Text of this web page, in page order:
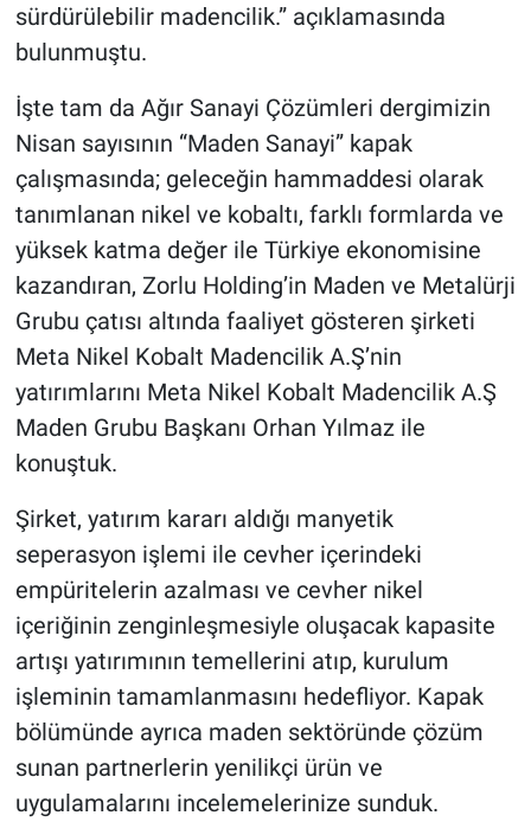
sürdürülebilir madencilik.” açıklamasında
bulunmuştu.
İşte tam da Ağır Sanayi Çözümleri dergimizin
Nisan sayısının “Maden Sanayi” kapak
çalışmasında; geleceğin hammaddesi olarak
tanımlanan nikel ve kobaltı, farklı formlarda ve
yüksek katma değer ile Türkiye ekonomisine
kazandıran, Zorlu Holding’in Maden ve Metalürji
Grubu çatısı altında faaliyet gösteren şirketi
Meta Nikel Kobalt Madencilik A.Ş’nin
yatırımlarını Meta Nikel Kobalt Madencilik A.Ş
Maden Grubu Başkanı Orhan Yılmaz ile
konuştuk.
Şirket, yatırım kararı aldığı manyetik
seperasyon işlemi ile cevher içerindeki
empüritelerin azalması ve cevher nikel
içeriğinin zenginleşmesiyle oluşacak kapasite
artışı yatırımının temellerini atıp, kurulum
işleminin tamamlanmasını hedefliyor. Kapak
bölümünde ayrıca maden sektöründe çözüm
sunan partnerlerin yenilikçi ürün ve
uygulamalarını incelemelerinize sunduk.